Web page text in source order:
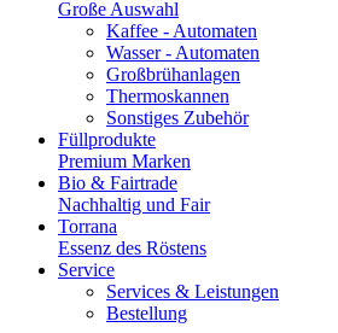
Große Auswahl
Kaffee - Automaten
Wasser - Automaten
Großbrühanlagen
Thermoskannen
Sonstiges Zubehör
Füllprodukte
Premium Marken
Bio & Fairtrade
Nachhaltig und Fair
Torrana
Essenz des Röstens
Service
Services & Leistungen
Bestellung